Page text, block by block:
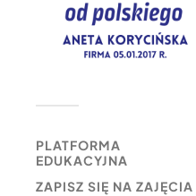
PLATFORMA
EDUKACYJNA
ZAPISZ SIĘ NA ZAJĘCIA